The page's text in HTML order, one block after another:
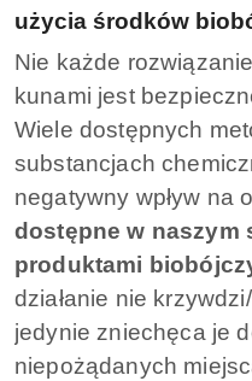
użycia środków
Nie każde
kunami jest
Wiele dostępnych
substancjach
negatywny wpływ na
dostępne w naszym
produktami
działanie nie
jedynie zniechęca je
niepożądanych